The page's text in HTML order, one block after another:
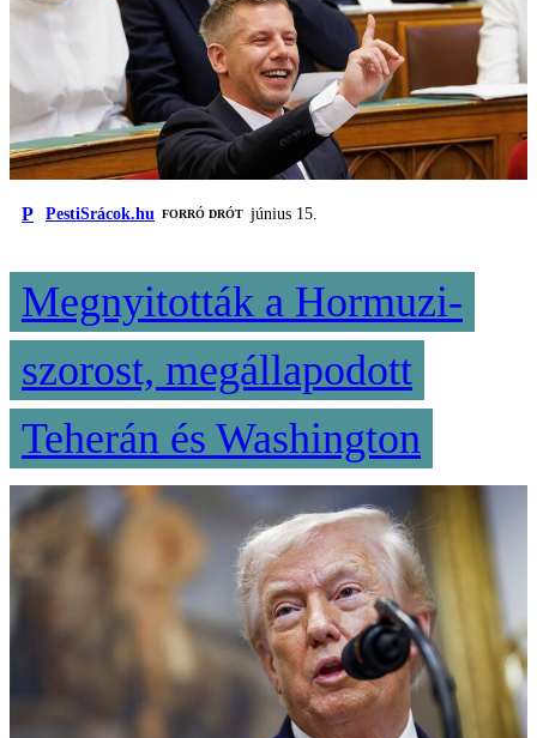
P PestiSrácok.hu FORRÓ DRÓT június 15.
Megnyitották a Hormuzi-
szorost, megállapodott
Teherán és Washington